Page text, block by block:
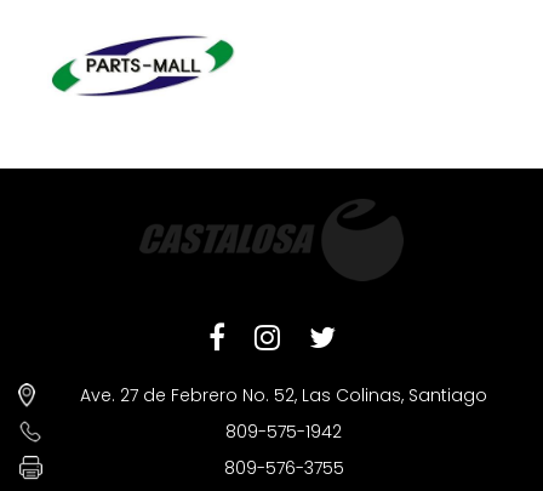
Ave. 27 de Febrero No. 52, Las Colinas, Santiago
809-575-1942
809-576-3755